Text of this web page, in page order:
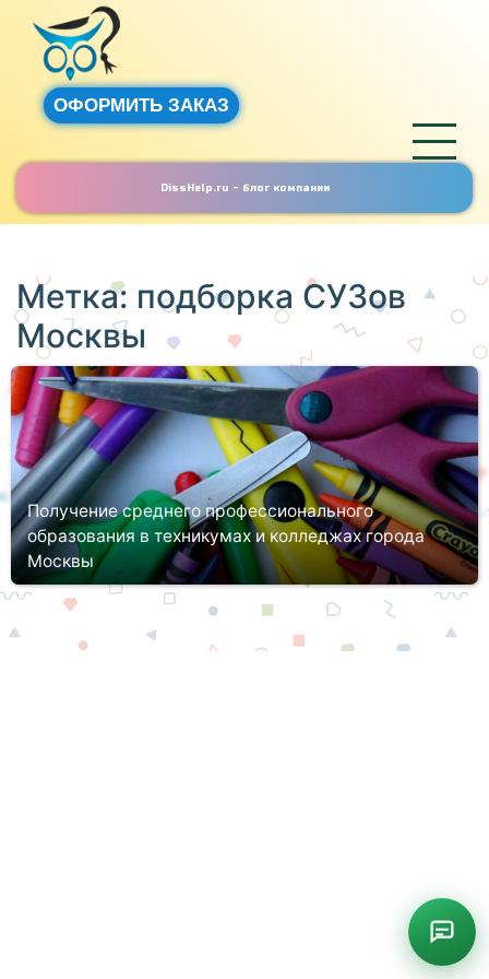
ОФОРМИТЬ ЗАКАЗ
DissHelp.ru - блог компании
Метка: подборка СУЗов
Москвы
Получение среднего профессионального
образования в техникумах и колледжах города
Москвы
Освоить профессию можно не только в ВУЗе. Стать
также в техникумах и колледжах. Притом поступление в СПО